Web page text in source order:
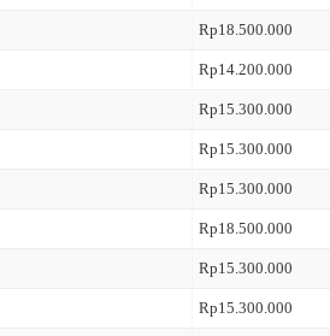
Rp18.500.000
Rp14.200.000
Rp15.300.000
Rp15.300.000
Rp15.300.000
Rp18.500.000
Rp15.300.000
Rp15.300.000